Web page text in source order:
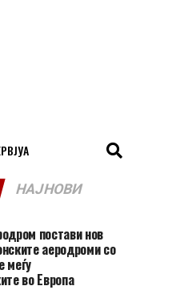
НАЈНОВИ
постави нов
аеродроми со
меѓу
во Европа